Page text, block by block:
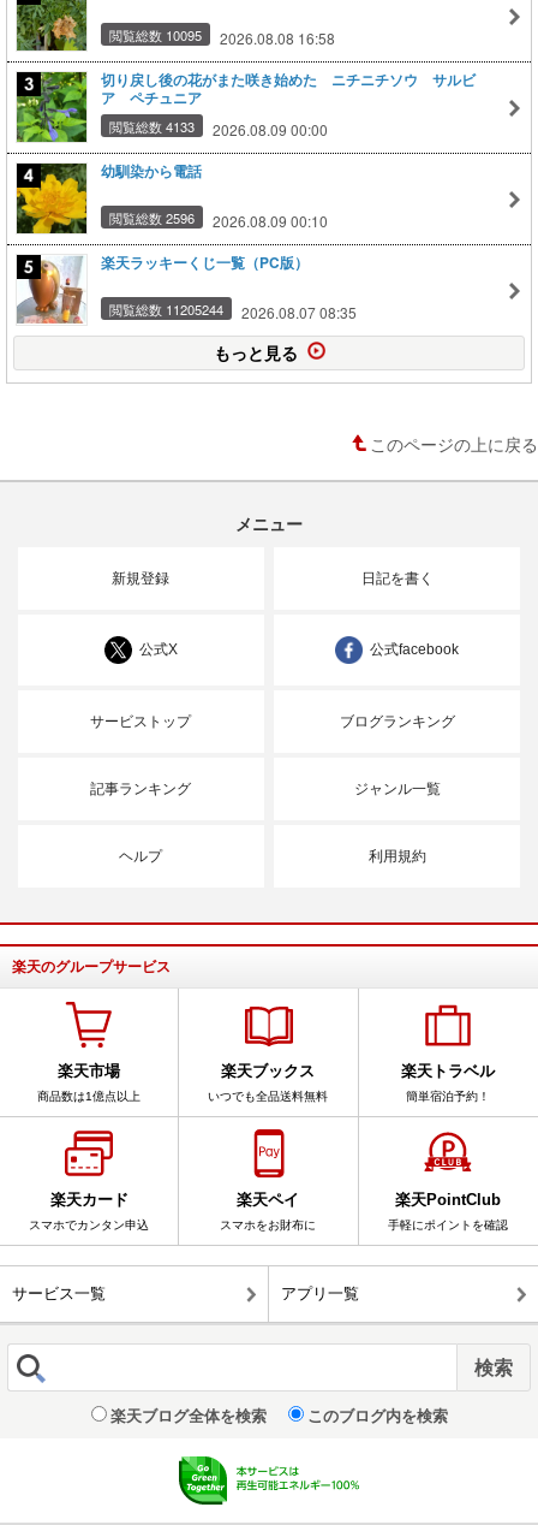
閲覧総数 10095 2026.08.08 16:58
切り戻し後の花がまた咲き始めた ニチニチソウ サルビ
ア ペチュニア
閲覧総数 4133 2026.08.09 00:00
幼馴染から電話
閲覧総数 2596 2026.08.09 00:10
楽天ラッキーくじ一覧（PC版）
閲覧総数 11205244 2026.08.07 08:35
もっと見る
このページの上に戻る
メニュー
新規登録 日記を書く
公式X 公式facebook
サービストップ ブログランキング
記事ランキング ジャンル一覧
ヘルプ 利用規約
楽天のグループサービス
楽天市場
商品数は1億点以上
楽天ブックス
いつでも全品送料無料
楽天トラベル
簡単宿泊予約！
楽天カード
スマホでカンタン申込
楽天ペイ
スマホをお財布に
楽天PointClub
手軽にポイントを確認
サービス一覧 アプリ一覧
楽天ブログ全体を検索 このブログ内を検索